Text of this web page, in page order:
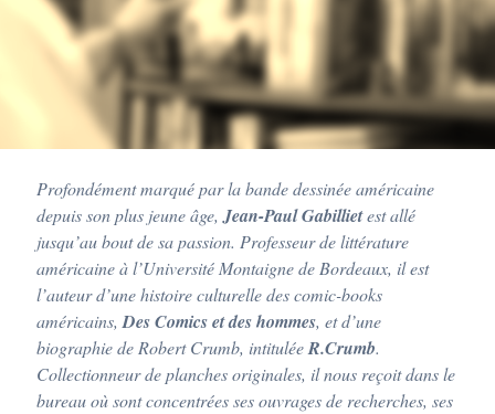
Profondément marqué par la bande dessinée américaine
depuis son plus jeune âge, Jean-Paul Gabillietest allé
jusqu’au bout de sa passion. Professeur de littérature
américaine à l’Université Montaigne de Bordeaux, il est
l’auteur d’une histoire culturelle des comic-books
américains, Des Comics et des hommes, et d’une
biographie de Robert Crumb, intituléeR.Crumb.
Collectionneur de planches originales, il nous reçoit dans le
bureau où sont concentrées ses ouvrages de recherches, ses